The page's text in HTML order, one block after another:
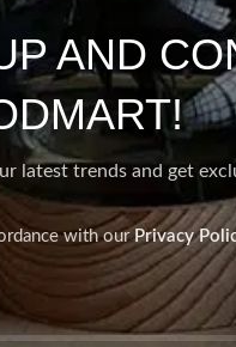
AND
latest trends and get
with ourPrivacy